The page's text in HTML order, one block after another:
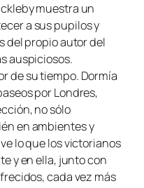
muestra un
a sus pupilos y
del propio autor del
auspiciosos.
de su tiempo. Dormía
por Londres,
no sólo
en ambientes y
lo que los victorianos
y en ella, junto con
cada vez más